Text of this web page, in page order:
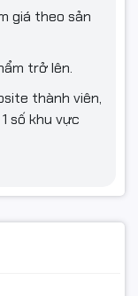
giá theo sản
trở lên.
thành viên,
số khu vực